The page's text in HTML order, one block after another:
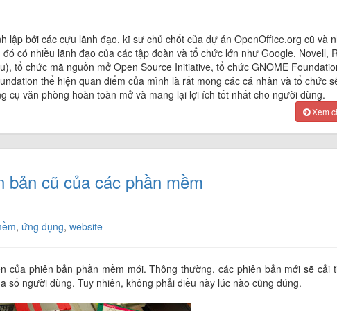
lập bởi các cựu lãnh đạo, kĩ sư chủ chốt của dự án OpenOffice.org cũ và
có nhiều lãnh đạo của các tập đoàn và tổ chức lớn như Google, Novell,
tổ chức mã nguồn mở Open Source Initiative, tổ chức GNOME
thể hiện quan điểm của mình là rất mong các cá nhân và tổ chức
cụ văn phòng hoàn toàn mở và mang lại lợi ích tốt nhất cho người dùng.
Xem
bản cũ của các phần mềm
, ứng dụng, website
của phiên bản phần mềm mới. Thông thường, các phiên bản mới sẽ cải
số người dùng. Tuy nhiên, không phải điều này lúc nào cũng đúng.